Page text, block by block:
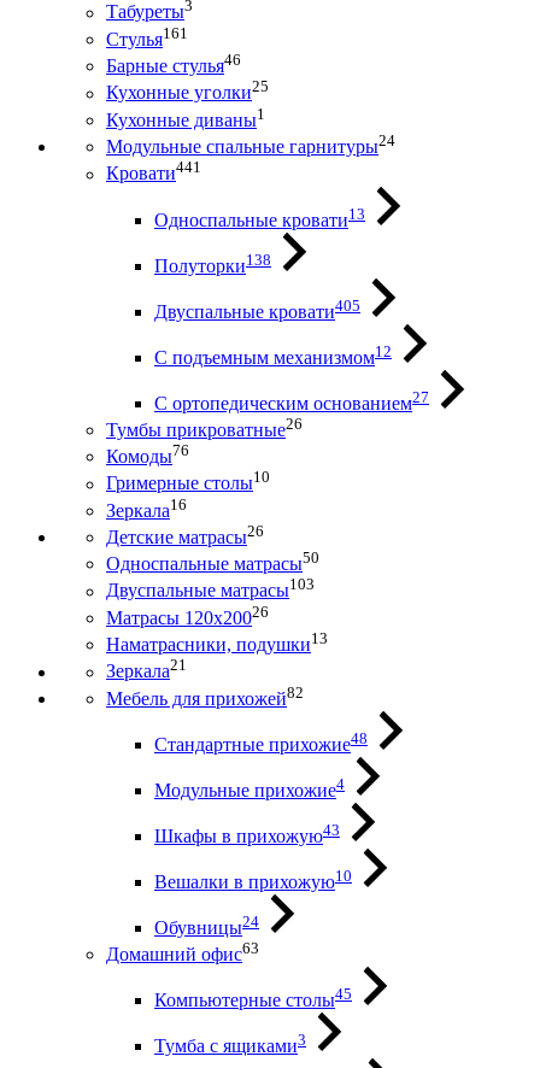
Табуреты3
Стулья161
Барные стулья46
Кухонные уголки25
Кухонные диваны1
Модульные спальные гарнитуры24
Кровати441
Односпальные кровати13
Полуторки138
Двуспальные кровати405
С подъемным механизмом12
С ортопедическим основанием27
Тумбы прикроватные26
Комоды76
Гримерные столы10
Зеркала16
Детские матрасы26
Односпальные матрасы50
Двуспальные матрасы103
Матрасы 120х20026
Наматрасники, подушки13
Зеркала21
Мебель для прихожей82
Стандартные прихожие48
Модульные прихожие4
Шкафы в прихожую43
Вешалки в прихожую10
Обувницы24
Домашний офис63
Компьютерные столы45
Тумба с ящиками3